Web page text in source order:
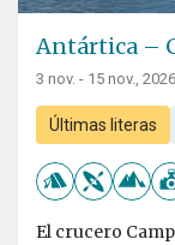
Antártica –
3 nov. - 15 nov., 2026
Últimas literas
El crucero